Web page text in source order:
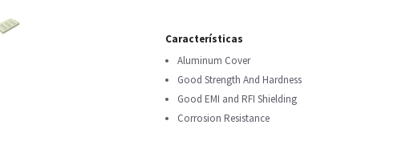
Características
Aluminum Cover
Good Strength And Hardness
Good EMI and RFI Shielding
Corrosion Resistance